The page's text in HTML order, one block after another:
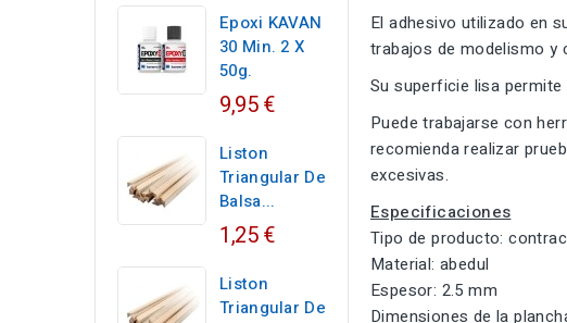
Epoxi KAVAN
30 Min. 2 X
50g.
9,95 €
Liston
Triangular De
Balsa...
1,25 €
Liston
Triangular De
El adhesivo utilizado en
trabajos de modelismo y
Su superficie lisa
Puede trabajarse con
recomienda realizar
excesivas.
Especificaciones
Tipo de producto:
Material: abedul
Espesor: 2.5 mm
Dimensiones de la